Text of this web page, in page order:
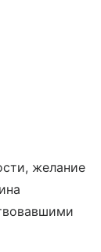
желание